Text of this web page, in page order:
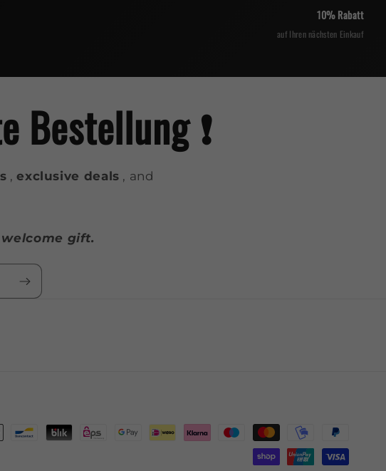
10% Rabatt
auf Ihren nächsten Einkauf
❗️
,exclusive deals , and
gift.